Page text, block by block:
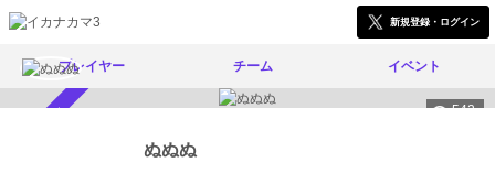
新規登録・ログイン
プレイヤー チーム イベント
542
ぬぬぬ